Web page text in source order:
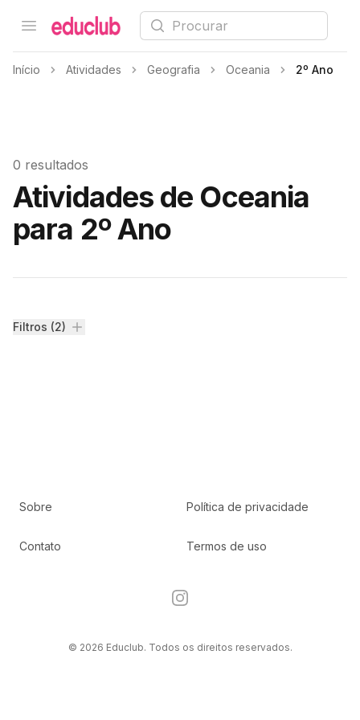
Open menu
Educlub Procurar
Início Atividades Geografia Oceania 2º Ano
0 resultados
Atividades de Oceania
para 2º Ano
Filtros
Filtros (2)
Sobre
Contato
Política de privacidade
Termos de uso
Instagram
© 2026 Educlub. Todos os direitos reservados.